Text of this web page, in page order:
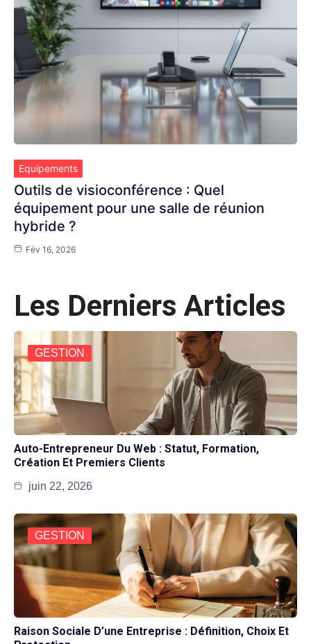
Equipements
Outils de visioconférence : Quel
équipement pour une salle de réunion
hybride ?
Fév 16, 2026
Les Derniers Articles
GESTION
Auto-Entrepreneur Du Web : Statut, Formation,
Création Et Premiers Clients
juin 22, 2026
GESTION
Raison Sociale D’une Entreprise : Définition, Choix Et